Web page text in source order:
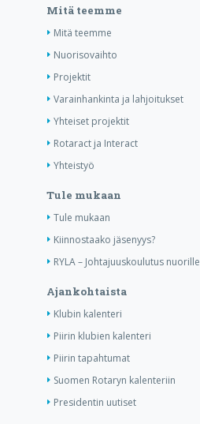
Mitä teemme
Mitä teemme
Nuorisovaihto
Projektit
Varainhankinta ja lahjoitukset
Yhteiset projektit
Rotaract ja Interact
Yhteistyö
Tule mukaan
Tule mukaan
Kiinnostaako jäsenyys?
RYLA – Johtajuuskoulutus nuorille
Ajankohtaista
Klubin kalenteri
Piirin klubien kalenteri
Piirin tapahtumat
Suomen Rotaryn kalenteriin
Presidentin uutiset